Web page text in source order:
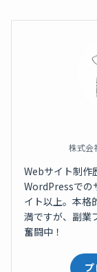
株式会
Webサイト制作
WordPressでの
イト以上。本格
満ですが、副業
奮闘中！